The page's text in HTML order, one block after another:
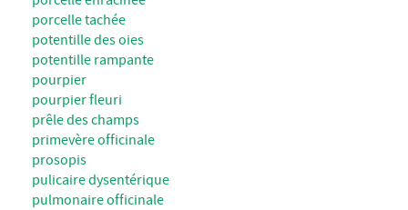
porcelle tachée
potentille des oies
potentille rampante
pourpier
pourpier fleuri
prêle des champs
primevère officinale
prosopis
pulicaire dysentérique
pulmonaire officinale